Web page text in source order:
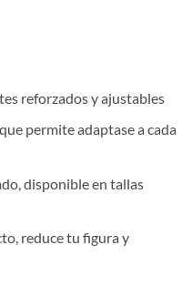
reforzados y ajustables
permite adaptase a cada
disponible en tallas
reduce tu figura y